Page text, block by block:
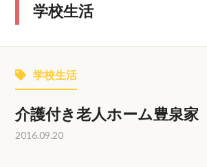
学校生活
学校生活
介護付き老人ホーム豊泉
2016.09.20